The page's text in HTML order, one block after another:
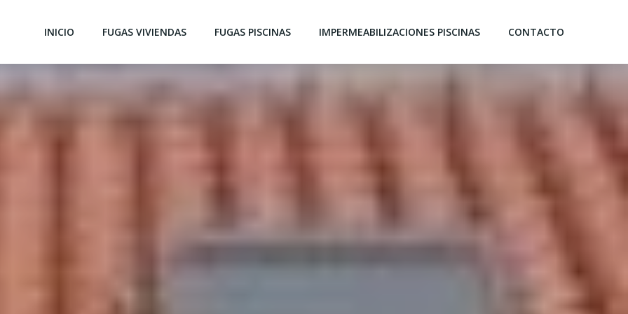
INICIO FUGAS VIVIENDAS FUGAS PISCINAS IMPERMEABILIZACIONES PISCINAS CONTACTO